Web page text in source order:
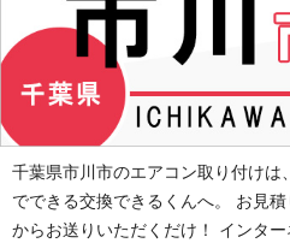
千葉県市川市のエアコン取り付けは
でできる交換できるくんへ。 お見
からお送りいただくだけ！ インタ